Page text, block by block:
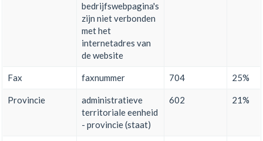
bedrijfswebpagina's
zijn niet verbonden
met het
internetadres van
de website
Fax faxnummer 704 25%
Provincie
administratieve
territoriale eenheid
- provincie (staat)
602 21%